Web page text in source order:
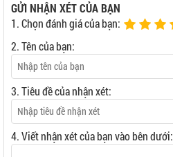
GỬI NHẬN XÉT CỦA BẠN
1. Chọn đánh giá của bạn:
2. Tên của bạn:
3. Tiêu đề của nhận xét:
4. Viết nhận xét của bạn vào bên dưới: